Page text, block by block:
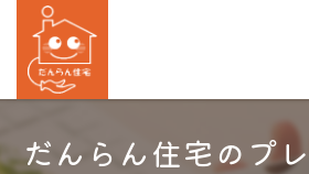
だんらん住宅のプ